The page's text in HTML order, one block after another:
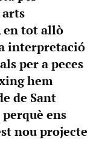
en tot allò
interpretació
per a peces
hem
de Sant
ens
nou projecte